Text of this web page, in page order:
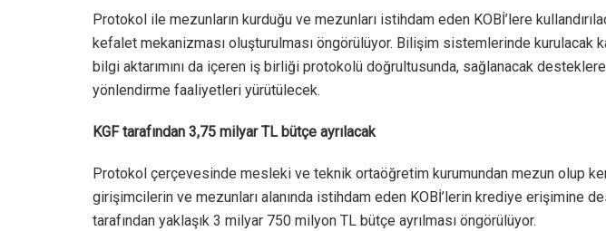
Protokol ile mezunların kurduğu ve mezunları istihdam eden KOBİ’lere
kefalet mekanizması oluşturulması öngörülüyor. Bilişim sistemlerinde kurulacak
bilgi aktarımını da içeren iş birliği protokolü doğrultusunda, sağlanacak
yönlendirme faaliyetleri yürütülecek.
KGF tarafından 3,75 milyar TL bütçe ayrılacak
Protokol çerçevesinde mesleki ve teknik ortaöğretim kurumundan mezun olup
girişimcilerin ve mezunları alanında istihdam eden KOBİ’lerin krediye erişimine
tarafından yaklaşık 3 milyar 750 milyon TL bütçe ayrılması öngörülüyor.